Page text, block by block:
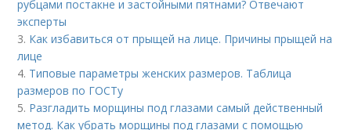
рубцами постакне и застойными пятнами? Отвечают
эксперты
3. Как избавиться от прыщей на лице. Причины прыщей на
лице
4. Типовые параметры женских размеров. Таблица
размеров по ГОСТу
5. Разгладить морщины под глазами самый действенный
метод. Как убрать морщины под глазами с помощью